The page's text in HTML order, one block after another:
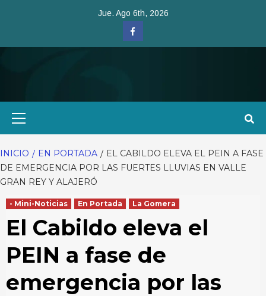
Jue. Ago 6th, 2026
Facebook
INICIO EN PORTADA
EL CABILDO ELEVA EL PEIN A FASE
DE EMERGENCIA POR LAS FUERTES LLUVIAS EN VALLE
GRAN REY Y ALAJERÓ
- Mini-Noticias En Portada La Gomera
El Cabildo eleva el
PEIN a fase de
emergencia por las